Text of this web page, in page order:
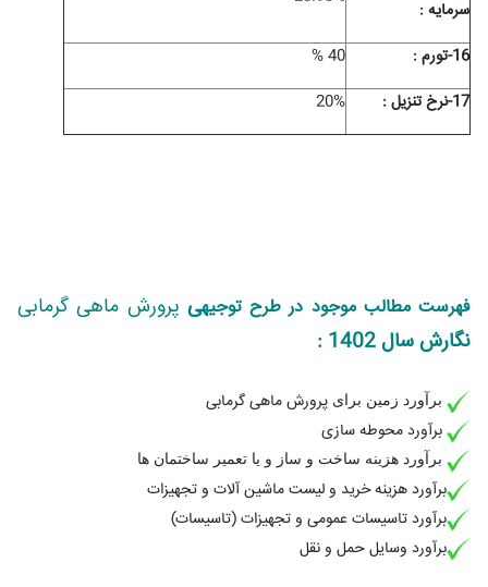
سرمايه :
16-تورم :
40 %
17-نرخ تنزیل :
20%
فهرست مطالب موجود در طرح توجیهی پرورش ماهی گرمابی
نگارش سال 1402 :
برآورد زمین برای پرورش ماهی گرمابی
برآورد محوطه سازی
برآورد هزینه ساخت و ساز و یا تعمیر ساختمان ها
برآورد هزینه خرید و لیست ماشین آلات و تجهیزات
برآورد تاسیسات عمومی و تجهیزات (تاسیسات)
برآورد وسایل حمل و نقل